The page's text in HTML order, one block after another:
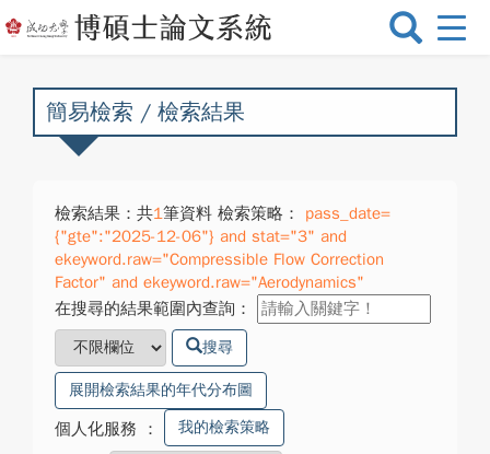
選
換
簡易檢索 / 檢索結果
檢索結果：共1筆資料 檢索策略：
pass_date=
{"gte":"2025-12-06"} and stat="3" and
ekeyword.raw="Compressible Flow Correction
Factor" and ekeyword.raw="Aerodynamics"
在搜尋的結果範圍內查詢：
搜尋
展開檢索結果的年代分布圖
個人化服務 ： 我的檢索策略